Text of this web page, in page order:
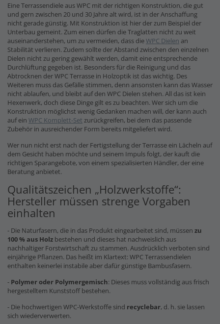
Eine Terrassendiele aus WPC mit der richtigen Konstruktion, die gut
und gern zwischen 20 und 30 Jahre alt wird, ist in der Anschaffung
nicht gerade günstig. Mit Konstruktion ist hier der zum Beispiel der
Unterbau gemeint. Zum einen dürfen die Traglatten nicht zu weit
auseinanderstehen, um zu vermeiden, dass dieWPC Dielen an
Stabilität verlieren. Zudem sollte der Abstand zwischen den einzelnen
Dielen nicht zu gering gewählt werden, damit eine entsprechende
Durchlüftung gegeben ist. Besonders für die Reinigung und das
Abtrocknen der WPC Terrasse in Holzoptik ist das wichtig. Des
Weiteren muss das Gefälle stimmen, denn ansonsten kann das Wasser
nicht ablaufen, und bleibt auf den WPC Dielen stehen. All das ist kein
Hexenwerk, doch diese Dinge gilt es zu beachten. Wer sich um die
Konstruktion möglichst wenig Gedanken machen will, der kann auch
auf ein WPC Komplett-Set zurückgreifen, bei dem das passende
Zubehör in ausreichender Form bereits mitgeliefert wird.
Wer nun nicht erst nach der Fertigstellung der Terrasse ein Lächeln auf
dem Gesicht haben möchte und seinem Impuls folgt, der kauft die
richtigen Sparangebote, von einem spezialisierten Händler, der eine
Beratung anbietet.
Qualitätszeichen „Holzwerkstoffe“:
Hersteller müssen strenge Vorgaben
einhalten
- Die Naturfasern, die in das Produkt eingearbeitet sind, müssen zu
100 % aus Holz bestehen und dieses hat nachweislich aus
nachhaltiger Forstwirtschaft zu stammen. Ausdrücklich verboten sind
einjährige Pflanzen. Das heißt im Klartext: WPC Terrassendielen
enthalten keinerlei instabile aber dafür günstige Bambusfasern.
- Polymer oder Polymergemisch: Dieses muss vollständig aus frisch
hergestelltem Kunststoff bestehen.
- Die hochwertigen WPC-Werkstoffe sind recyclebar, d. h. sie lassen
sich wiederverwerten.